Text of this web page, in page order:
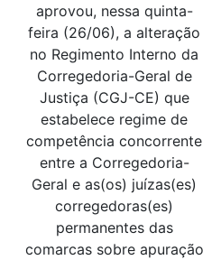
aprovou, nessa quinta-
feira (26/06), a alteração
no Regimento Interno da
Corregedoria-Geral de
Justiça (CGJ-CE) que
estabelece regime de
competência concorrente
entre a Corregedoria-
Geral e as(os) juízas(es)
corregedoras(es)
permanentes das
comarcas sobre apuração